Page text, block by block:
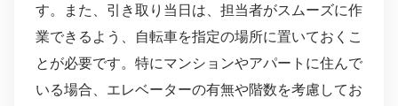
す。また、引き取り当日は、担当者がスムーズに作
業できるよう、自転車を指定の場所に置いておくこ
とが必要です。特にマンションやアパートに住んで
いる場合、エレベーターの有無や階数を考慮してお